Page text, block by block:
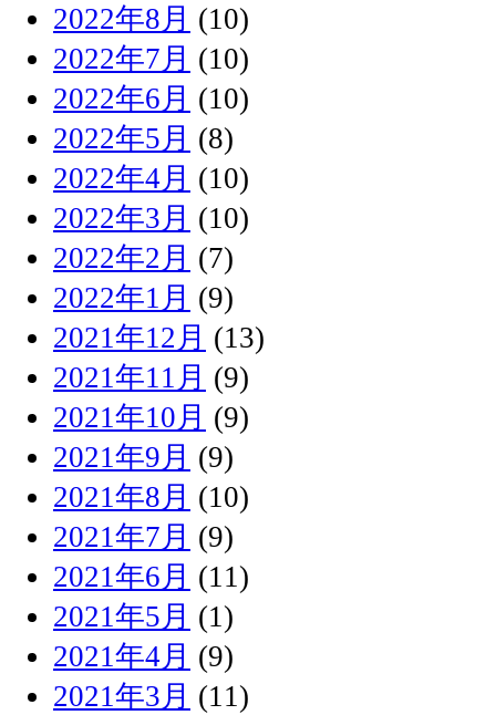
2022年8月 (10)
2022年7月 (10)
2022年6月 (10)
2022年5月 (8)
2022年4月 (10)
2022年3月 (10)
2022年2月 (7)
2022年1月 (9)
2021年12月 (13)
2021年11月 (9)
2021年10月 (9)
2021年9月 (9)
2021年8月 (10)
2021年7月 (9)
2021年6月 (11)
2021年5月 (1)
2021年4月 (9)
2021年3月 (11)